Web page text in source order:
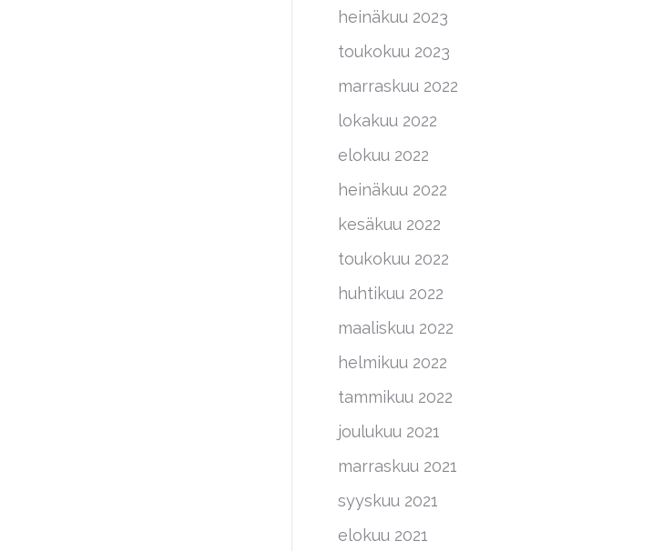
heinäkuu 2023
toukokuu 2023
marraskuu 2022
lokakuu 2022
elokuu 2022
heinäkuu 2022
kesäkuu 2022
toukokuu 2022
huhtikuu 2022
maaliskuu 2022
helmikuu 2022
tammikuu 2022
joulukuu 2021
marraskuu 2021
syyskuu 2021
elokuu 2021